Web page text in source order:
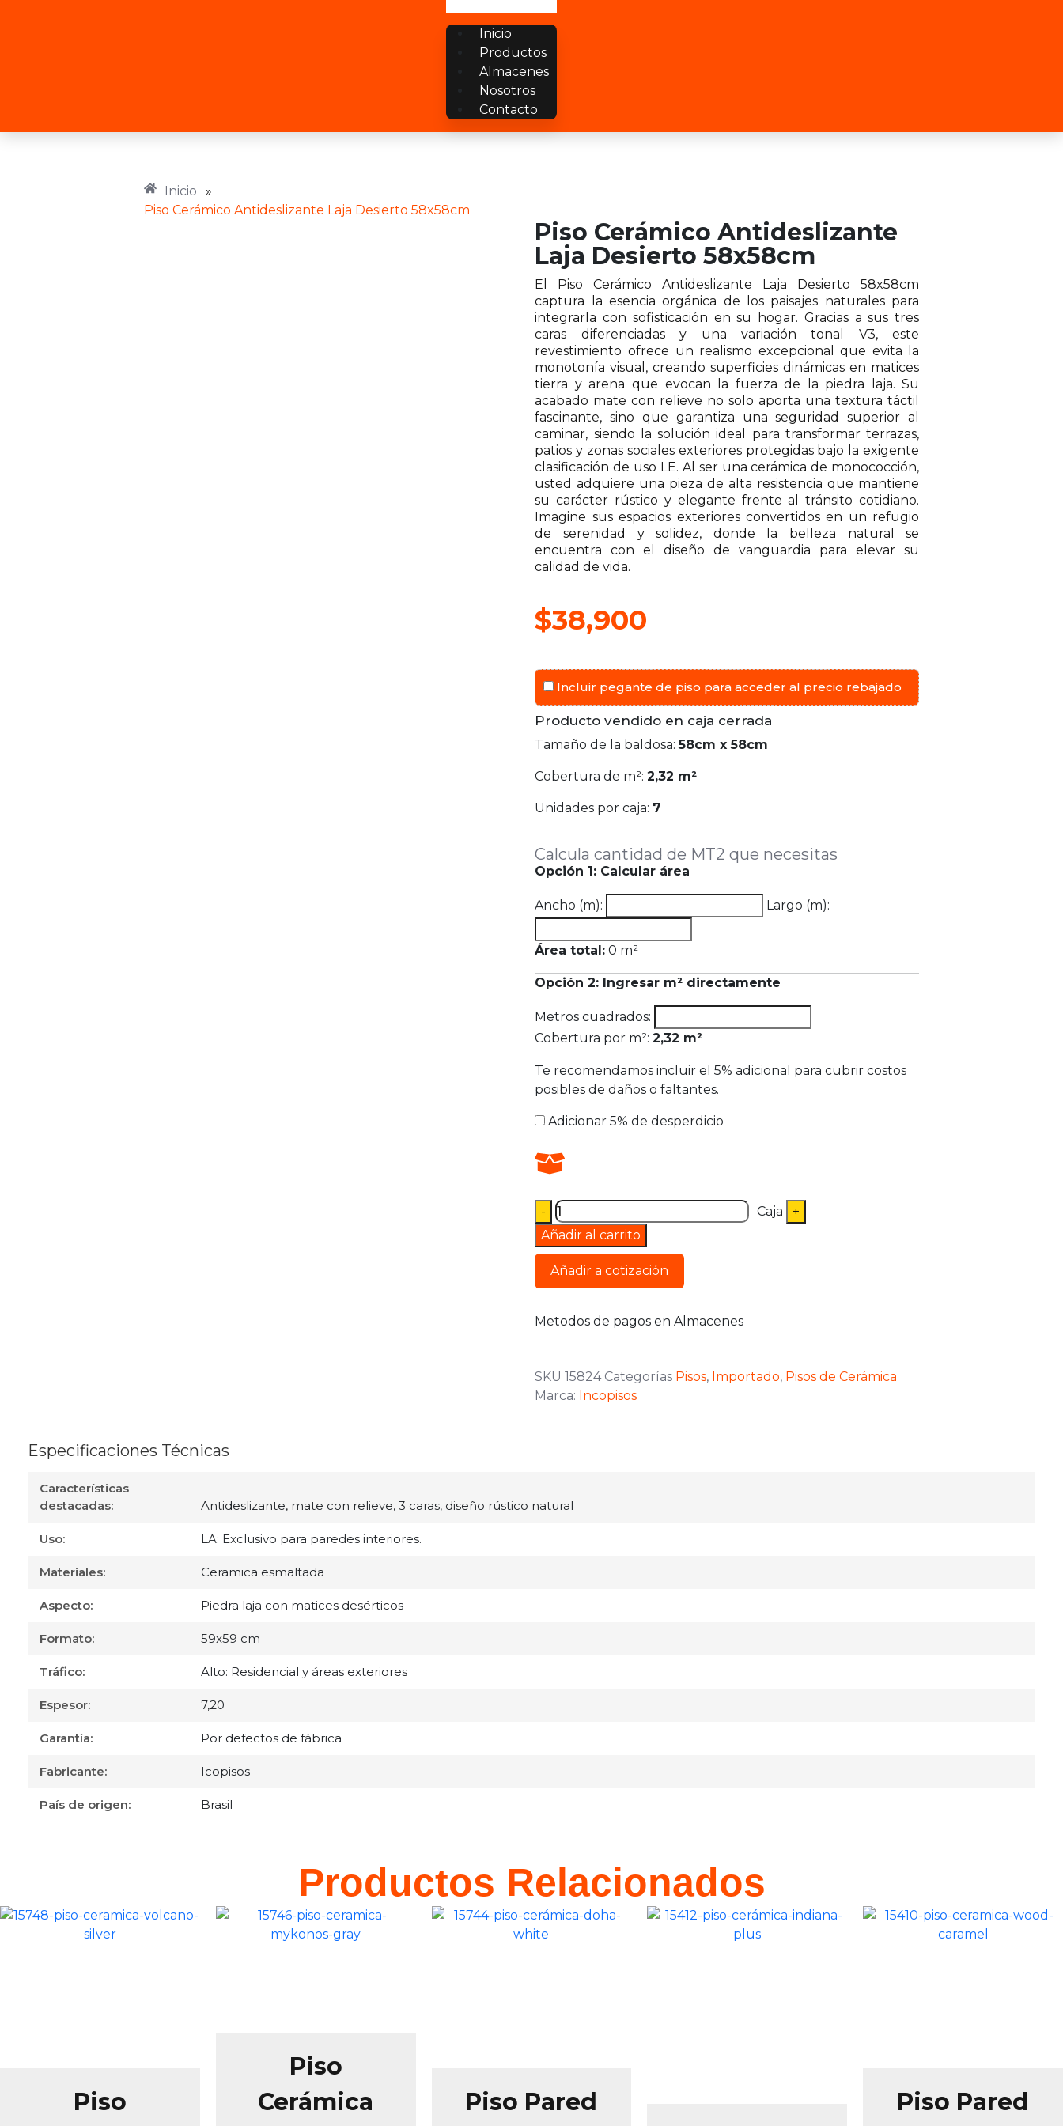
Inicio
Productos
Almacenes
Nosotros
Contacto
Inicio
»
Piso Cerámico Antideslizante Laja Desierto 58x58cm
Piso Cerámico Antideslizante
Laja Desierto 58x58cm
El Piso Cerámico Antideslizante Laja Desierto 58x58cm
captura la esencia orgánica de los paisajes naturales para
integrarla con sofisticación en su hogar. Gracias a sus tres
caras diferenciadas y una variación tonal V3, este
revestimiento ofrece un realismo excepcional que evita la
monotonía visual, creando superficies dinámicas en matices
tierra y arena que evocan la fuerza de la piedra laja. Su
acabado mate con relieve no solo aporta una textura táctil
fascinante, sino que garantiza una seguridad superior al
caminar, siendo la solución ideal para transformar terrazas,
patios y zonas sociales exteriores protegidas bajo la exigente
clasificación de uso LE. Al ser una cerámica de monococción,
usted adquiere una pieza de alta resistencia que mantiene
su carácter rústico y elegante frente al tránsito cotidiano.
Imagine sus espacios exteriores convertidos en un refugio
de serenidad y solidez, donde la belleza natural se
encuentra con el diseño de vanguardia para elevar su
calidad de vida.
$38,900
Incluir pegante de piso para acceder al precio rebajado
Producto vendido en caja cerrada
Tamaño de la baldosa:58cm x 58cm
Cobertura de m²:2,32 m²
Unidades por caja: 7
Calcula cantidad de MT2 que necesitas
Opción 1: Calcular área
Ancho (m): Largo (m):
Área total: 0 m²
Opción 2: Ingresar m² directamente
Metros cuadrados:
Cobertura por m²:2,32 m²
Te recomendamos incluir el 5% adicional para cubrir costos
posibles de daños o faltantes.
Adicionar 5% de desperdicio
Caja
Añadir al carrito
Añadir a cotización
Metodos de pagos en Almacenes
SKU15824 Categorías Pisos, Importado, Pisos de Cerámica
Marca: Incopisos
Especificaciones Técnicas
Características
destacadas:
Antideslizante, mate con relieve, 3 caras, diseño rústico natural
Uso: LA: Exclusivo para paredes interiores.
Materiales: Ceramica esmaltada
Aspecto: Piedra laja con matices desérticos
Formato: 59x59 cm
Tráfico: Alto: Residencial y áreas exteriores
Espesor: 7,20
Garantía: Por defectos de fábrica
Fabricante: Icopisos
País de origen: Brasil
Productos Relacionados
Piso
Piso
Cerámica
Piso Pared
Piso Pared